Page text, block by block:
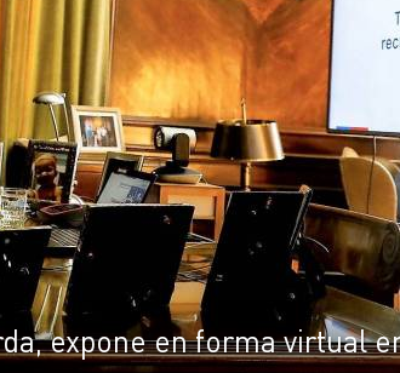
expone en forma virtual